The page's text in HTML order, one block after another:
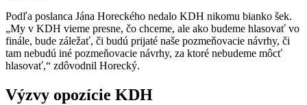
Podľa poslanca Jána Horeckého nedalo KDH nikomu bianko šek.
„My v KDH vieme presne, čo chceme, ale ako budeme hlasovať vo
finále, bude záležať, či budú prijaté naše pozmeňovacie návrhy, či
tam nebudú iné pozmeňovacie návrhy, za ktoré nebudeme môcť
hlasovať,“ zdôvodnil Horecký.
Výzvy opozície KDH